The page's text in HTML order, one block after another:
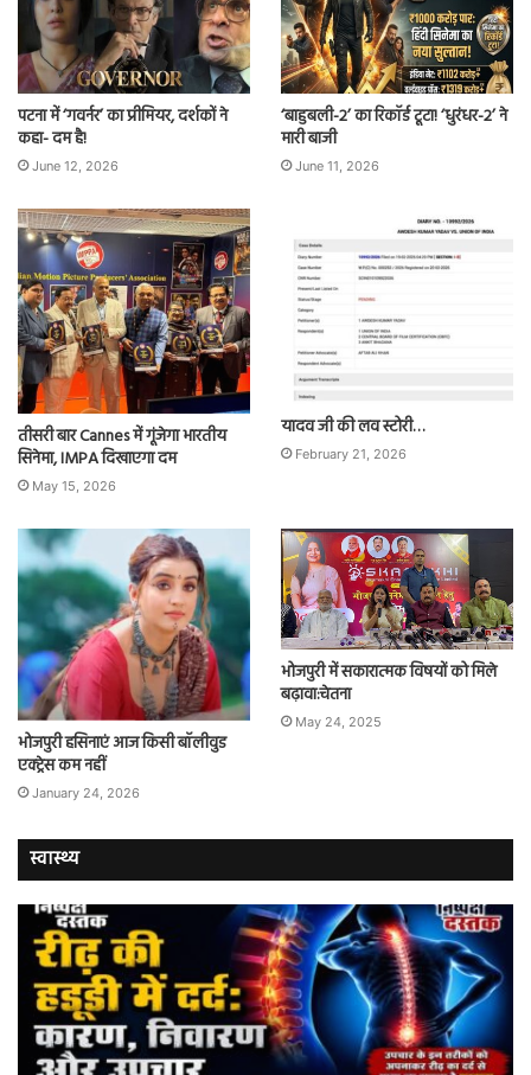
पटना में ‘गवर्नर’ का प्रीमियर, दर्शकों ने
कहा- दम है!
June 12, 2026
‘बाहुबली-2’ का रिकॉर्ड टूटा! ‘धुरंधर-2’ ने
मारी बाजी
June 11, 2026
तीसरी बार Cannes में गूंजेगा भारतीय
सिनेमा, IMPA दिखाएगा दम
May 15, 2026
यादव जी की लव स्टोरी…
February 21, 2026
भोजपुरी हसिनाएं आज किसी बॉलीवुड
एक्ट्रेस कम नहीं
January 24, 2026
भोजपुरी में सकारात्मक विषयों को मिले
बढ़ावा:चेतना
May 24, 2025
स्वास्थ्य